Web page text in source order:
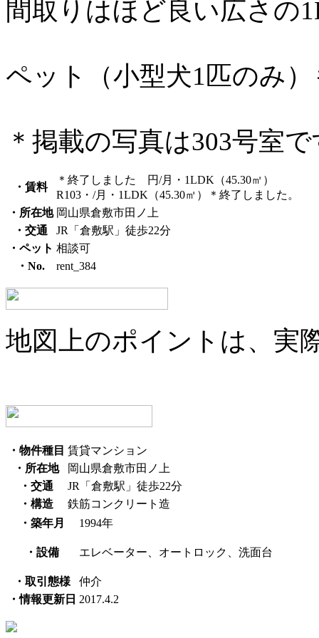
間取りはほど良い広さの
ペット（小型犬1匹のみ
＊掲載の写真は303号室
・賃料
＊終了しました 円/月・1LDK（45.30㎡）
R103・/月・1LDK（45.30㎡）＊終了しました。
・所在地 岡山県倉敷市田ノ上
・交通
JR「倉敷駅」徒歩22分
・ペット 相談可
・No.
rent_384
地図上のポイントは、実
・物件種目 賃貸マンション
・所在地
岡山県倉敷市田ノ上
・交通
JR「倉敷駅」徒歩22分
・構造
鉄筋コンクリート造
・築年月
1994年
・設備 エレベーター、オートロック、洗面台
・取引態様
仲介
・情報更新日 2017.4.2